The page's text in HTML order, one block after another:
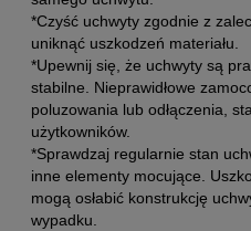
*Czyść uchwyty zgodnie z
uniknąć uszkodzeń materiału.
*Upewnij się, że uchwyty są
stabilne. Nieprawidłowe
poluzowania lub odłączenia,
użytkowników.
*Sprawdzaj regularnie stan
inne elementy mocujące.
mogą osłabić konstrukcję
wypadku.